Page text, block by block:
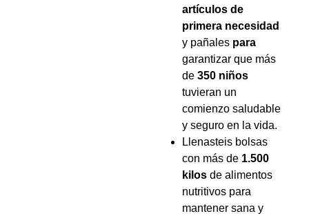
artículos de
primera necesidad
y pañales para
garantizar que más
de 350 niños
tuvieran un
comienzo saludable
y seguro en la vida.
Llenasteis bolsas
con más de 1.500
kilos de alimentos
nutritivos para
mantener sana y